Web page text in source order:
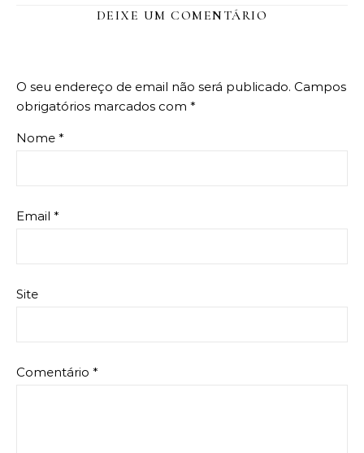
DEIXE UM COMENTÁRIO
O seu endereço de email não será publicado. Campos
obrigatórios marcados com *
Nome *
Email *
Site
Comentário *